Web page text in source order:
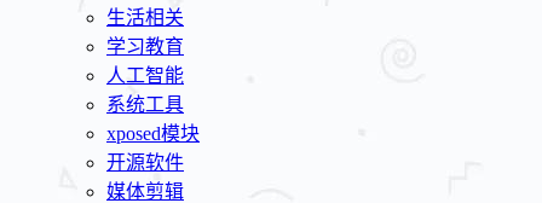
生活相关
学习教育
人工智能
系统工具
xposed模块
开源软件
媒体剪辑